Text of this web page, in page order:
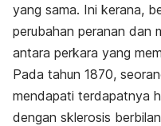
yang sama. Ini kerana,
perubahan peranan dan
antara perkara yang
Pada tahun 1870,
mendapati terdapatnya
dengan sklerosis